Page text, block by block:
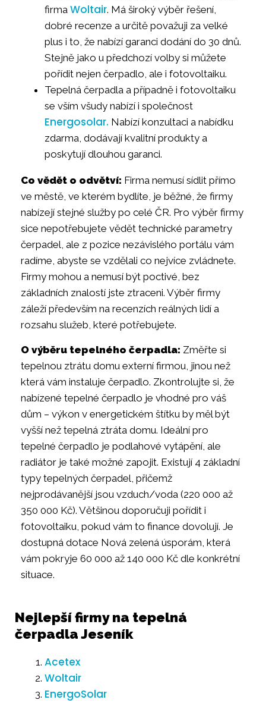
firma Woltair. Má široký výběr řešení,
dobré recenze a určitě považuji za velké
plus i to, že nabízí garanci dodání do 30 dnů.
Stejně jako u předchozí volby si můžete
pořídit nejen čerpadlo, ale i fotovoltaiku.
Tepelná čerpadla a případně i fotovoltaiku
se vším všudy nabízí i společnost
Energosolar. Nabízí konzultaci a nabídku
zdarma, dodávají kvalitní produkty a
poskytují dlouhou garanci.
Co vědět o odvětví: Firma nemusí sídlit přímo
ve městě, ve kterém bydlíte, je běžné, že firmy
nabízejí stejné služby po celé ČR. Pro výběr firmy
sice nepotřebujete vědět technické parametry
čerpadel, ale z pozice nezávislého portálu vám
radíme, abyste se vzdělali co nejvíce zvládnete.
Firmy mohou a nemusí být poctivé, bez
základních znalostí jste ztraceni. Výběr firmy
záleží především na recenzích reálných lidí a
rozsahu služeb, které potřebujete.
O výběru tepelného čerpadla: Změřte si
tepelnou ztrátu domu externí firmou, jinou než
která vám instaluje čerpadlo. Zkontrolujte si, že
nabízené tepelné čerpadlo je vhodné pro váš
dům – výkon v energetickém štítku by měl být
vyšší než tepelná ztráta domu. Ideální pro
tepelné čerpadlo je podlahové vytápění, ale
radiátor je také možné zapojit. Existují 4 základní
typy tepelných čerpadel, přičemž
nejprodávanější jsou vzduch/voda (220 000 až
350 000 Kč). Většinou doporučuji pořídit i
fotovoltaiku, pokud vám to finance dovolují. Je
dostupná dotace Nová zelená úsporám, která
vám pokryje 60 000 až 140 000 Kč dle konkrétní
situace.
Nejlepší firmy na tepelná
čerpadla Jeseník
Acetex
Woltair
EnergoSolar